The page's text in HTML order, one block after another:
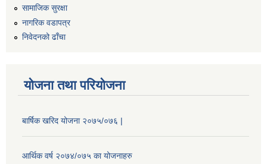
सामाजिक सुरक्षा
नागरिक वडापत्र
निवेदनको ढाँचा
योजना तथा परियोजना
बार्षिक खरिद योजना २०७५/०७६ |
आर्थिक वर्ष २०७४/०७५ का योजनाहरु